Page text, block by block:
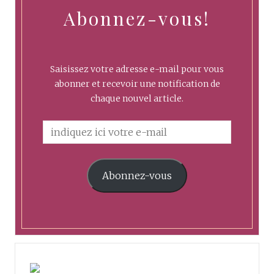
Abonnez-vous!
Saisissez votre adresse e-mail pour vous
abonner et recevoir une notification de
chaque nouvel article.
Abonnez-vous